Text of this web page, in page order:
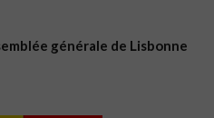
générale de Lisbonne